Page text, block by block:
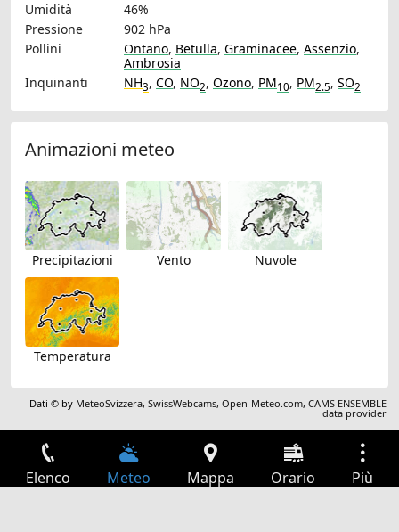
Umidità
46%
Pressione
902 hPa
Pollini
Ontano, Betulla, Graminacee, Assenzio,
Ambrosia
Inquinanti
NH3, CO, NO2, Ozono, PM10, PM2.5, SO2
Animazioni meteo
Precipitazioni Vento Nuvole
Temperatura
Dati © by MeteoSvizzera,SwissWebcams,Open-Meteo.com,CAMS ENSEMBLE
data provider
Elenco Meteo Mappa Orario Più